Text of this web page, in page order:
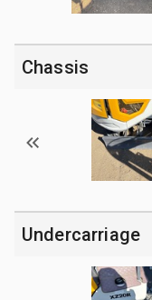
Chassis
Undercarriage